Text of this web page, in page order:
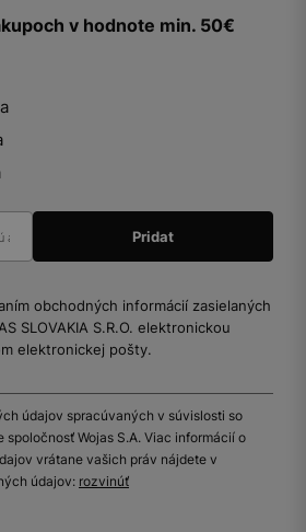
v hodnote min. 50€
obchodných informácií zasielaných
SLOVAKIA S.R.O. elektronickou
elektronickej pošty.
údajov spracúvaných v súvislosti so
Wojas S.A. Viac informácií o
vrátane vašich práv nájdete v
údajov: rozvinúť